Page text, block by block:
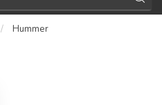
/ Hummer